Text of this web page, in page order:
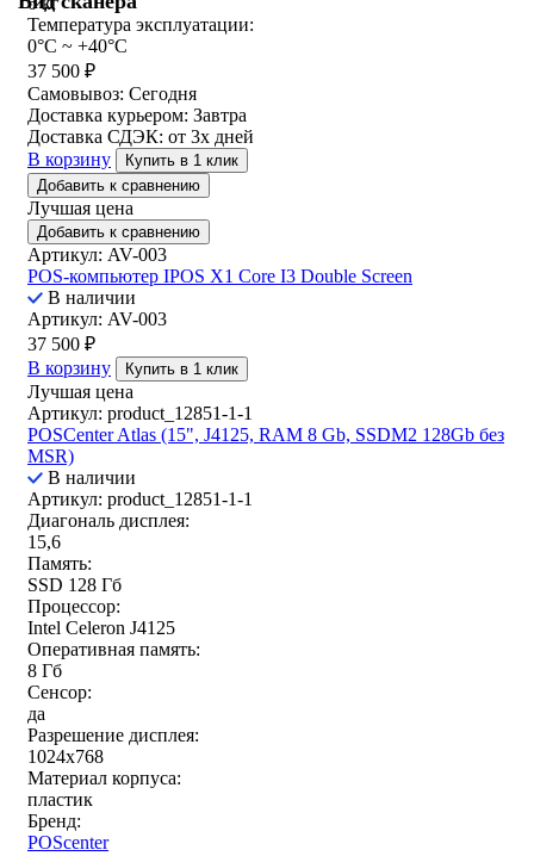
Температура эксплуатации:
0°C ~ +40°C
37 500 ₽
Самовывоз: Сегодня
Доставка курьером: Завтра
Доставка СДЭК: от 3х дней
В корзину
Купить в 1 клик
Добавить к сравнению
Лучшая цена
Добавить к сравнению
Артикул: AV-003
POS-компьютер IPOS X1 Core I3 Double Screen
В наличии
Артикул: AV-003
37 500 ₽
В корзину
Купить в 1 клик
Лучшая цена
Артикул: product_12851-1-1
POSCenter Atlas (15", J4125, RAM 8 Gb, SSDM2 128Gb без
MSR)
В наличии
Артикул: product_12851-1-1
Диагональ дисплея:
15,6
Память:
SSD 128 Гб
Процессор:
Intel Celeron J4125
Оперативная память:
8 Гб
Сенсор:
да
Разрешение дисплея:
1024x768
Материал корпуса:
пластик
Бренд:
POScenter